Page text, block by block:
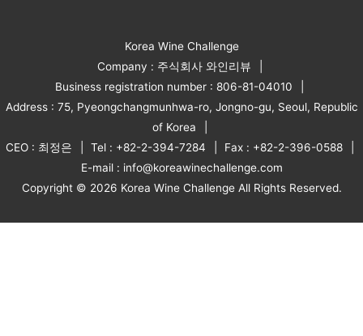
Korea Wine Challenge
Company : 주식회사 와인리뷰
Business registration number : 806-81-04010
Address : 75, Pyeongchangmunhwa-ro, Jongno-gu, Seoul, Republic
of Korea
CEO : 최정은
Tel : +82-2-394-7284
Fax : +82-2-396-0588
E-mail : info@koreawinechallenge.com
Copyright © 2026 Korea Wine Challenge All Rights Reserved.